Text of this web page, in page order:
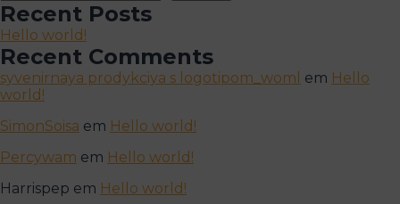
Recent Posts
Hello world!
Recent Comments
syvenirnaya prodykciya s logotipom_woml em Hello
world!
SimonSoisa em Hello world!
Percywam em Hello world!
Harrispep em Hello world!